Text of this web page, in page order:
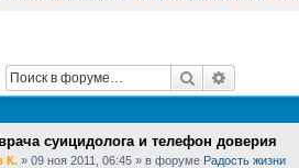
Поиск
суицидолога и телефон доверия
К. » 09 ноя 2011, 06:45 » в форуме Радость жизни